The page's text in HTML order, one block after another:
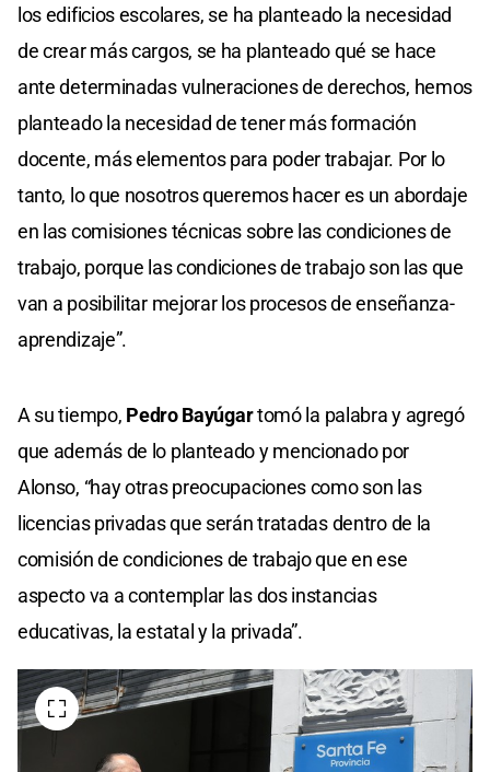
los edificios escolares, se ha planteado la necesidad
de crear más cargos, se ha planteado qué se hace
ante determinadas vulneraciones de derechos, hemos
planteado la necesidad de tener más formación
docente, más elementos para poder trabajar. Por lo
tanto, lo que nosotros queremos hacer es un abordaje
en las comisiones técnicas sobre las condiciones de
trabajo, porque las condiciones de trabajo son las que
van a posibilitar mejorar los procesos de enseñanza-
aprendizaje”.
A su tiempo, Pedro Bayúgartomó la palabra y agregó
que además de lo planteado y mencionado por
Alonso, “hay otras preocupaciones como son las
licencias privadas que serán tratadas dentro de la
comisión de condiciones de trabajo que en ese
aspecto va a contemplar las dos instancias
educativas, la estatal y la privada”.